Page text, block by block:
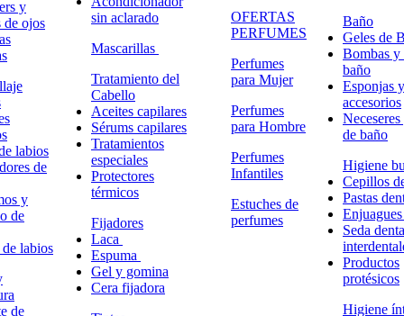
y
de ojos
labios
de
y
de
labios
de
sin aclarado
Mascarillas
Tratamiento del
Cabello
Aceites capilares
Sérums capilares
Tratamientos
especiales
Protectores
térmicos
Fijadores
Laca
Espuma
Gel y gomina
Cera fijadora
OFERTAS
PERFUMES
Perfumes
para Mujer
Perfumes
para Hombre
Perfumes
Infantiles
Estuches de
perfumes
Baño
Geles de
Bombas y
baño
Esponjas y
accesorios
de baño
Higiene
Cepillos
Pastas
Seda
Productos
protésicos
Higiene